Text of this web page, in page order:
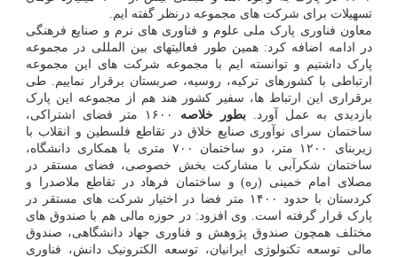
تسهیلات برای شرکت های مجموعه درنظر گفته ایم.
معاون فناوری پارک ملی علوم و فناوری های نرم و صنایع فرهنگی
در ادامه اضافه کرد: همین طور فعالیتهای بین المللی در مجموعه
پارک داشتیم و توانسته ایم با مجموعه شرکت های این مجموعه
ارتباطی با کشورهای ترکیه، روسیه، صربستان برقرار نماییم. طی
برقراری این ارتباط ها، سفیر کشور هند هم از مجموعه این پارک
بازدیدی به عمل آورد. بطور خلاصه
۱۶۰۰ متر فضای اشتراکی،
ساختمان سرای نوآوری صنایع خلاق در تقاطع فلسطین و انقلاب با
زیربنای ۱۲۰۰ متر، دو ساختمان ۷۰۰ متری با همکاری دانشگاه،
ساختمان شکرآبی با مشارکت بخش خصوصی، فضای مستقر در
مصلای امام خمینی (ره) و ساختمان فرهاد در تقاطع ملاصدرا و
کردستان با حدود ۱۴۰۰ متر فضا در اختیار شرکت های مستقر در
پارک قرار گرفته است. وی افزود: در حوزه مالی هم با صندوق های
مختلف همچون صندوق پژوهش و فناوری جهاد دانشگاهی، صندوق
مالی توسعه تکنولوژی ایرانیان، توسعه الکترونیک دانش، فناوری